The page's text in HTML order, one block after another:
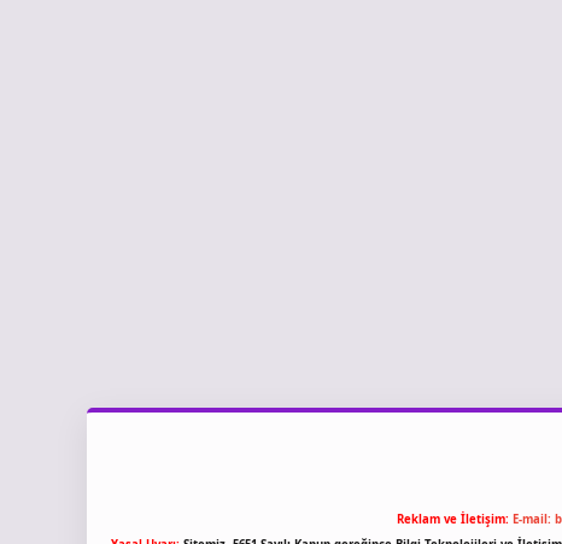
Reklam ve İletişim: E-mail: